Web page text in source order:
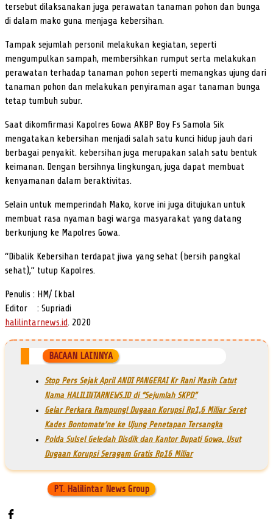
tersebut dilaksanakan juga perawatan tanaman pohon dan bunga
di dalam mako guna menjaga kebersihan.
Tampak sejumlah personil melakukan kegiatan, seperti
mengumpulkan sampah, membersihkan rumput serta melakukan
perawatan terhadap tanaman pohon seperti memangkas ujung dari
tanaman pohon dan melakukan penyiraman agar tanaman bunga
tetap tumbuh subur.
Saat dikomfirmasi Kapolres Gowa AKBP Boy Fs Samola Sik
mengatakan kebersihan menjadi salah satu kunci hidup jauh dari
berbagai penyakit. kebersihan juga merupakan salah satu bentuk
keimanan. Dengan bersihnya lingkungan, juga dapat membuat
kenyamanan dalam beraktivitas.
Selain untuk memperindah Mako, korve ini juga ditujukan untuk
membuat rasa nyaman bagi warga masyarakat yang datang
berkunjung ke Mapolres Gowa.
“Dibalik Kebersihan terdapat jiwa yang sehat (bersih pangkal
sehat),” tutup Kapolres.
Penulis : HM/ Ikbal
Editor : Supriadi
halilintarnews.id. 2020
BACAAN LAINNYA
Stop Pers Sejak April ANDI PANGERAI Kr Rani Masih Catut
Nama HALILINTARNEWS.ID di “Sejumlah SKPD”
Gelar Perkara Rampung! Dugaan Korupsi Rp1,6 Miliar Seret
Kades Bontomate’ne ke Ujung Penetapan Tersangka
Polda Sulsel Geledah Disdik dan Kantor Bupati Gowa, Usut
Dugaan Korupsi Seragam Gratis Rp16 Miliar
PT. Halilintar News Group